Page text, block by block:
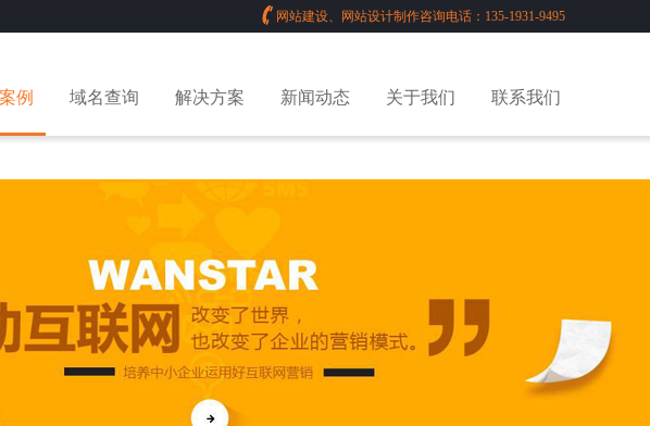
网站建设、网站设计制作咨询电话：135-1931-9495
例 域名查询 解决方案 新闻动态 关于我们 联系我们